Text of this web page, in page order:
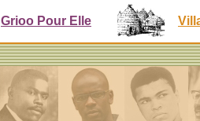
Grioo Pour Elle